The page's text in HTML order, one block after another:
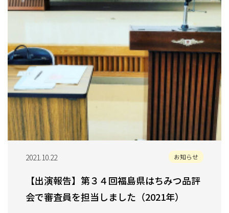
2021.10.22 お知らせ
【出演報告】第３４回福島県はちみつ品評
会で審査員を担当しました（2021年）